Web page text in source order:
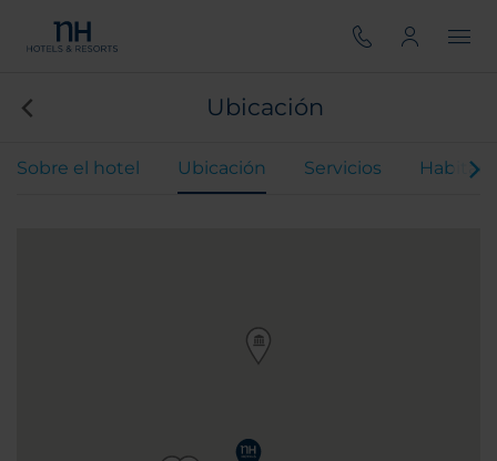
Ubicación
Sobre el hotel Ubicación Servicios